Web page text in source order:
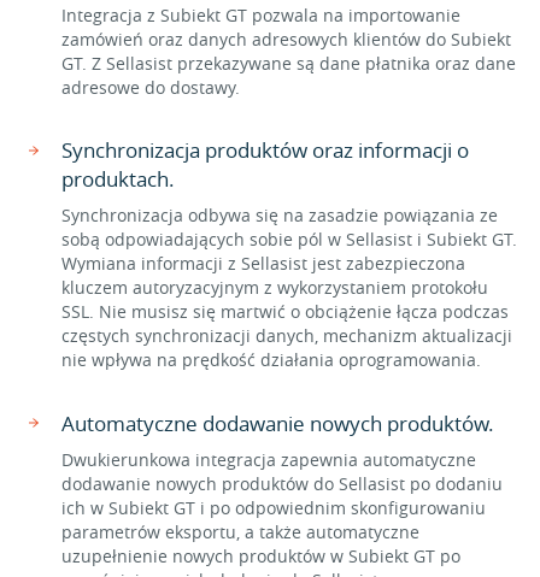
Integracja z Subiekt GT pozwala na importowanie
zamówień oraz danych adresowych klientów do Subiekt
GT. Z Sellasist przekazywane są dane płatnika oraz dane
adresowe do dostawy.
Synchronizacja produktów oraz informacji o
produktach.
Synchronizacja odbywa się na zasadzie powiązania ze
sobą odpowiadających sobie pól w Sellasist i Subiekt GT.
Wymiana informacji z Sellasist jest zabezpieczona
kluczem autoryzacyjnym z wykorzystaniem protokołu
SSL. Nie musisz się martwić o obciążenie łącza podczas
częstych synchronizacji danych, mechanizm aktualizacji
nie wpływa na prędkość działania oprogramowania.
Automatyczne dodawanie nowych produktów.
Dwukierunkowa integracja zapewnia automatyczne
dodawanie nowych produktów do Sellasist po dodaniu
ich w Subiekt GT i po odpowiednim skonfigurowaniu
parametrów eksportu, a także automatyczne
uzupełnienie nowych produktów w Subiekt GT po